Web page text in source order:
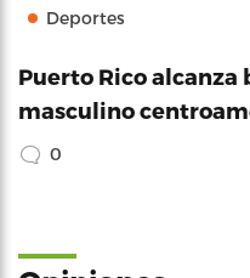
Deportes
Puerto Rico alcanza
masculino
0